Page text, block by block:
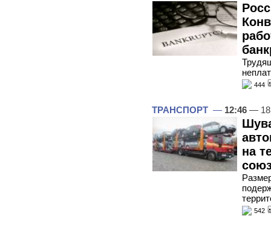
444
ТРАНСПОРТ — 12:46 — 18
на
542